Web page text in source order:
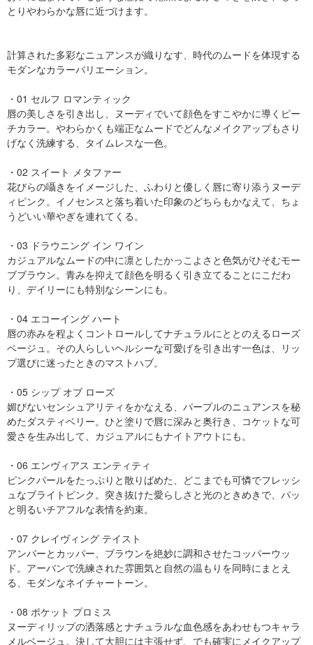
とりやわらかな唇に近づけます。
計算された多彩なニュアンスが織りなす、時代のムードを体現する
モダンなカラーバリエーション。
・01 セルフ ロマンティック
唇の美しさを引き出し、ヌーディでいて顔色をすこやかに導くピー
チカラー。やわらかくも端正なムードでどんなメイクアップもさり
げなく洗練する、タイムレスな一色。
・02 スイート メタファー
花びらの囁きをイメージした、ふわりと優しく唇に寄り添うヌーデ
ィピンク。イノセンスと落ち着いた印象のどちらもかなえて、ちょ
うどいい華やぎを連れてくる。
・03 ドラウニング イン ワイン
カジュアルなムードの中に凛としたかっこよさと色気がひそむモー
ブブラウン。青みを抑えて顔色を明るく引き立てることにこだわ
り、デイリーにも特別なシーンにも。
・04 エコーイング ハート
唇の赤みを程よくコントロールしてナチュラルにととのえるローズ
ベージュ。その人らしいヘルシーな可愛げを引き出す一色は、リッ
プ選びに迷ったときのマストハブ。
・05 シップ オブ ローズ
媚びないセンシュアリティをかなえる、パープルのニュアンスを秘
めたダスティベリー。ひと塗りで唇に深みと奥行き、コケットな可
愛さを生み出して、カジュアルにもナイトアウトにも。
・06 エンヴィアス エンティティ
ピンクパールをたっぷりと散りばめた、どこまでも可憐でフレッシ
ュなブライトピンク。突き抜けた愛らしさと光のときめきで、パッ
と明るいチアフルな表情を約束。
・07 クレイヴィング テイスト
アンバーとカッパー、ブラウンを絶妙に調和させたコッパーウッ
ド。アーバンで洗練された雰囲気と自然の温もりを同時にまとえ
る、モダンなネイチャートーン。
・08 ポケット プロミス
ヌーディリップの洒落感とナチュラルな血色感をあわせもつキャラ
メルベージュ。決して大胆には主張せず、でも確実にメイクアップ